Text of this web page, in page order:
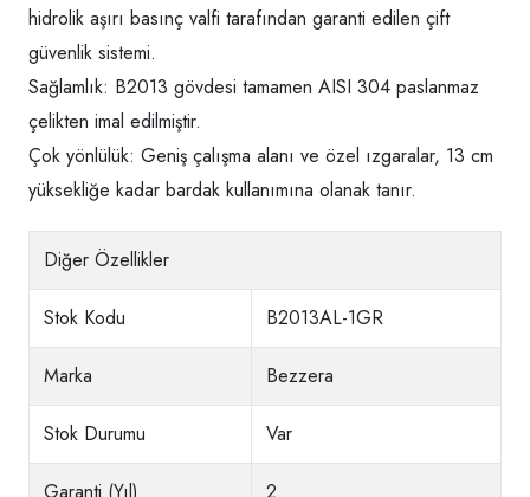
hidrolik aşırı basınç valfi tarafından garanti edilen çift
güvenlik sistemi.
Sağlamlık: B2013 gövdesi tamamen AISI 304 paslanmaz
çelikten imal edilmiştir.
Çok yönlülük: Geniş çalışma alanı ve özel ızgaralar, 13 cm
yüksekliğe kadar bardak kullanımına olanak tanır.
Diğer Özellikler
Stok Kodu B2013AL-1GR
Marka Bezzera
Stok Durumu Var